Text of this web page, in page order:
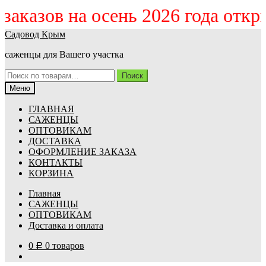
заказов на осень 2026 года
Перейти
навигации
Перейти
содержимому
Садовод Крым
саженцы для Вашего участка
Искать:
Поиск
Меню
ГЛАВНАЯ
САЖЕНЦЫ
ОПТОВИКАМ
ДОСТАВКА
ОФОРМЛЕНИЕ ЗАКАЗА
КОНТАКТЫ
КОРЗИНА
Главная
САЖЕНЦЫ
ОПТОВИКАМ
Доставка и оплата
0 Р 0 товаров